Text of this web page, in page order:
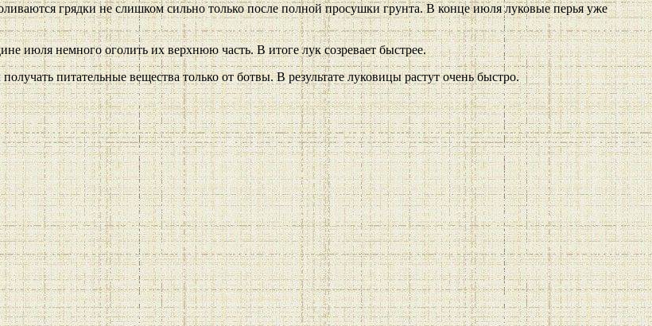
грядки не слишком сильно только после полной просушки грунта. В конце июля луковые перья уже
июля немного оголить их верхнюю часть. В итоге лук созревает быстрее.
питательные вещества только от ботвы. В результате луковицы растут очень быстро.